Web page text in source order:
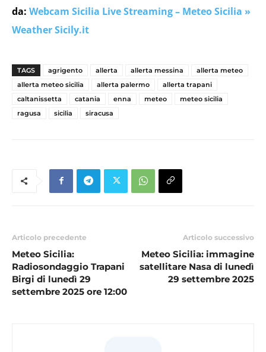
da: Webcam Sicilia Live Streaming – Meteo Sicilia »
Weather Sicily.it
TAGS agrigento allerta allerta messina
allerta meteo
allerta meteo sicilia
allerta palermo
allerta trapani
caltanissetta
catania enna meteo
meteo sicilia
ragusa
sicilia siracusa
Articolo precedente
Meteo Sicilia:
Radiosondaggio Trapani
Birgi di lunedì 29
settembre 2025 ore 12:00
Articolo successivo
Meteo Sicilia: immagine
satellitare Nasa di lunedì
29 settembre 2025